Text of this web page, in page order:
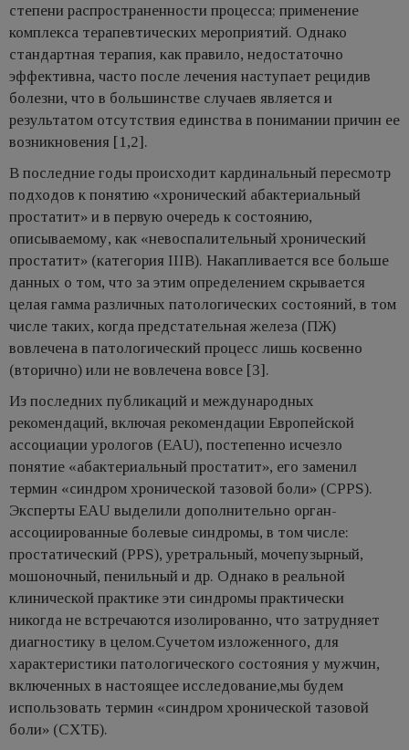
степени распространенности процесса; применение
комплекса терапевтических мероприятий. Однако
стандартная терапия, как правило, недостаточно
эффективна, часто после лечения наступает рецидив
болезни, что в большинстве случаев является и
результатом отсутствия единства в понимании причин ее
возникновения [1,2].
В последние годы происходит кардинальный пересмотр
подходов к понятию «хронический абактериальный
простатит» и в первую очередь к состоянию,
описываемому, как «невоспалительный хронический
простатит» (категория IIIB). Накапливается все больше
данных о том, что за этим определением скрывается
целая гамма различных патологических состояний, в том
числе таких, когда предстательная железа (ПЖ)
вовлечена в патологический процесс лишь косвенно
(вторично) или не вовлечена вовсе [3].
Из последних публикаций и международных
рекомендаций, включая рекомендации Европейской
ассоциации урологов (EAU), постепенно исчезло
понятие «абактериальный простатит», его заменил
термин «синдром хронической тазовой боли» (CPPS).
Эксперты EAU выделили дополнительно орган-
ассоциированные болевые синдромы, в том числе:
простатический (PPS), уретральный, мочепузырный,
мошоночный, пенильный и др. Однако в реальной
клинической практике эти синдромы практически
никогда не встречаются изолированно, что затрудняет
диагностику в целом.Сучетом изложенного, для
характеристики патологического состояния у мужчин,
включенных в настоящее исследование,мы будем
использовать термин «синдром хронической тазовой
боли» (СХТБ).